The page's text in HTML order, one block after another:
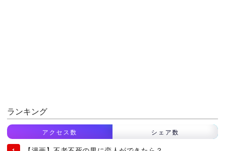
ランキング
アクセス数 シェア数